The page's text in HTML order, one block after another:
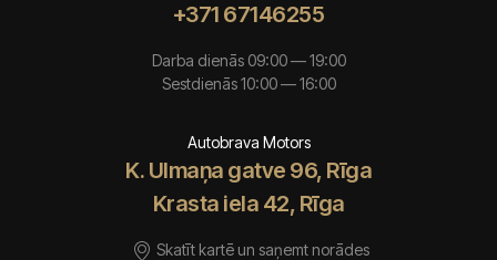
+371 67146255
Darba dienās 09:00 — 19:00
Sestdienās 10:00 — 16:00
Autobrava Motors
K. Ulmaņa gatve 96, Rīga
Krasta iela 42, Rīga
Skatīt kartē un saņemt norādes